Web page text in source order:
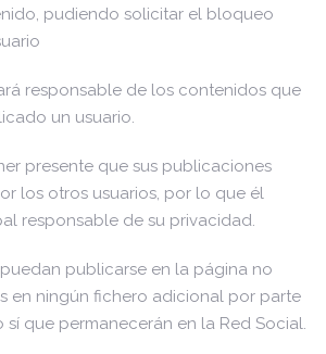
pudiendo solicitar el bloqueo
responsable de los contenidos que
un usuario.
presente que sus publicaciones
los otros usuarios, por lo que él
responsable de su privacidad.
publicarse en la página no
en ningún fichero adicional por parte
sí que permanecerán en la Red Social.